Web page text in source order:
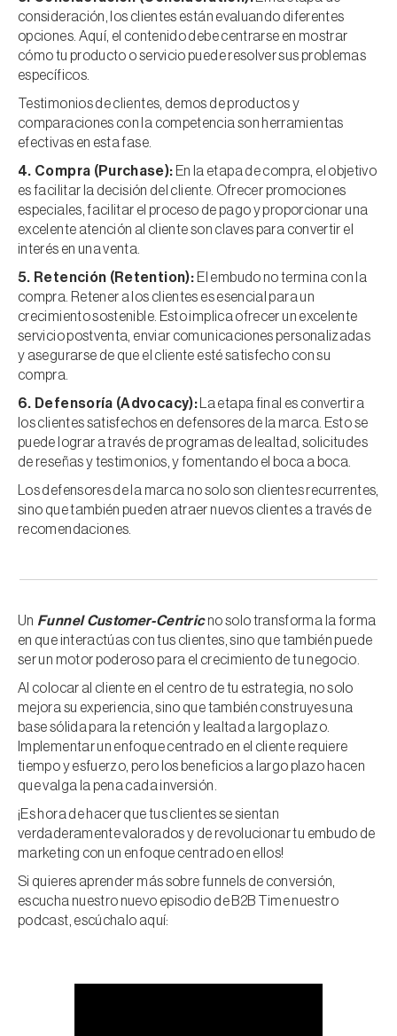
consideración, los clientes están evaluando diferentes
opciones. Aquí, el contenido debe centrarse en mostrar
cómo tu producto o servicio puede resolver sus problemas
específicos.
Testimonios de clientes, demos de productos y
comparaciones con la competencia son herramientas
efectivas en esta fase.
4. Compra (Purchase): En la etapa de compra, el objetivo
es facilitar la decisión del cliente. Ofrecer promociones
especiales, facilitar el proceso de pago y proporcionar una
excelente atención al cliente son claves para convertir el
interés en una venta.
5. Retención (Retention): El embudo no termina con la
compra. Retener a los clientes es esencial para un
crecimiento sostenible. Esto implica ofrecer un excelente
servicio postventa, enviar comunicaciones personalizadas
y asegurarse de que el cliente esté satisfecho con su
compra.
6. Defensoría (Advocacy): La etapa final es convertir a
los clientes satisfechos en defensores de la marca. Esto se
puede lograr a través de programas de lealtad, solicitudes
de reseñas y testimonios, y fomentando el boca a boca.
Los defensores de la marca no solo son clientes recurrentes,
sino que también pueden atraer nuevos clientes a través de
recomendaciones.
Un Funnel Customer-Centricno solo transforma la forma
en que interactúas con tus clientes, sino que también puede
ser un motor poderoso para el crecimiento de tu negocio.
Al colocar al cliente en el centro de tu estrategia, no solo
mejora su experiencia, sino que también construyes una
base sólida para la retención y lealtad a largo plazo.
Implementar un enfoque centrado en el cliente requiere
tiempo y esfuerzo, pero los beneficios a largo plazo hacen
que valga la pena cada inversión.
¡Es hora de hacer que tus clientes se sientan
verdaderamente valorados y de revolucionar tu embudo de
marketing con un enfoque centrado en ellos!
Si quieres aprender más sobre funnels de conversión,
escucha nuestro nuevo episodio de B2B Time nuestro
podcast, escúchalo aquí: